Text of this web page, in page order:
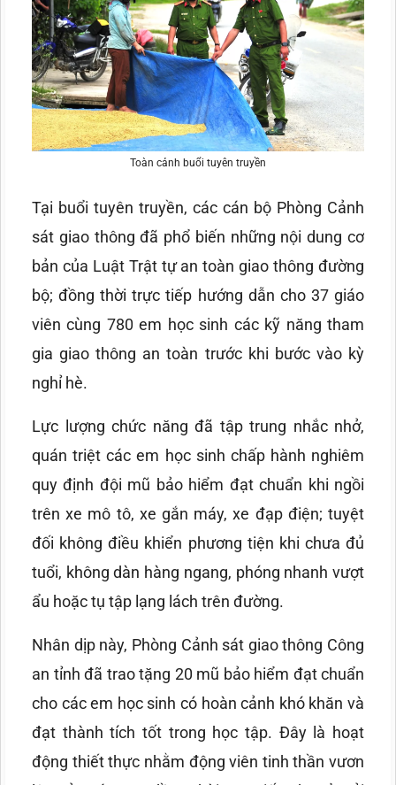
Toàn cảnh buổi tuyên truyền
Tại buổi tuyên truyền, các cán bộ Phòng Cảnh
sát giao thông đã phổ biến những nội dung cơ
bản của Luật Trật tự an toàn giao thông đường
bộ; đồng thời trực tiếp hướng dẫn cho 37 giáo
viên cùng 780 em học sinh các kỹ năng tham
gia giao thông an toàn trước khi bước vào kỳ
nghỉ hè.
Lực lượng chức năng đã tập trung nhắc nhở,
quán triệt các em học sinh chấp hành nghiêm
quy định đội mũ bảo hiểm đạt chuẩn khi ngồi
trên xe mô tô, xe gắn máy, xe đạp điện; tuyệt
đối không điều khiển phương tiện khi chưa đủ
tuổi, không dàn hàng ngang, phóng nhanh vượt
ẩu hoặc tụ tập lạng lách trên đường.
Nhân dịp này, Phòng Cảnh sát giao thông Công
an tỉnh đã trao tặng 20 mũ bảo hiểm đạt chuẩn
cho các em học sinh có hoàn cảnh khó khăn và
đạt thành tích tốt trong học tập. Đây là hoạt
động thiết thực nhằm động viên tinh thần vươn